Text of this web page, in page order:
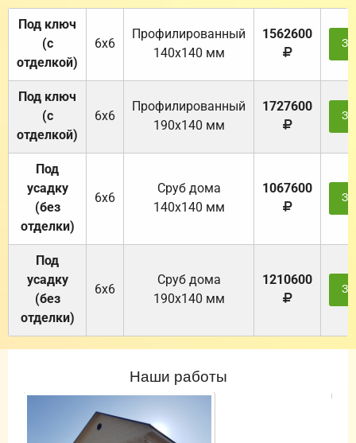
Под ключ
(с
отделкой)
6х6
Профилированный
140х140 мм
1562600
Под ключ
(с
отделкой)
6х6
Профилированный
190х140 мм
1727600
Под
усадку
(без
отделки)
6х6
Cруб дома
140х140 мм
1067600
Под
усадку
(без
отделки)
6х6
Cруб дома
190х140 мм
1210600
Наши работы